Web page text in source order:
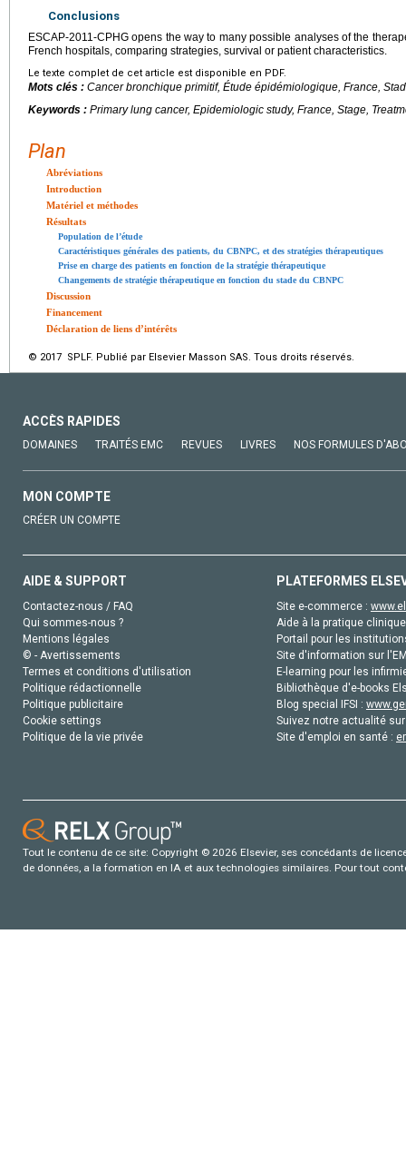
Conclusions
ESCAP-2011-CPHG opens the way to many possible analyses of the
French hospitals, comparing strategies, survival or patient characteristics.
Le texte complet de cet article est disponible en PDF.
Mots clés : Cancer bronchique primitif, Étude épidémiologique, France,
Keywords : Primary lung cancer, Epidemiologic study, France, Stage,
Plan
Abréviations
Introduction
Matériel et méthodes
Résultats
Population de l’étude
Caractéristiques générales des patients, du CBNPC, et des stratégies thérapeutiques
Prise en charge des patients en fonction de la stratégie thérapeutique
Changements de stratégie thérapeutique en fonction du stade du CBNPC
Discussion
Financement
Déclaration de liens d’intérêts
© 2017 SPLF. Publié par Elsevier Masson SAS. Tous droits réservés.
ACCÈS RAPIDES
DOMAINES TRAITÉS EMC REVUES LIVRES NOS FORMULES
MON COMPTE
CRÉER UN COMPTE
AIDE & SUPPORT
Contactez-nous / FAQ
Qui sommes-nous ?
Mentions légales
© - Avertissements
Termes et conditions d'utilisation
Politique rédactionnelle
Politique publicitaire
Cookie settings
Politique de la vie privée
PLATEFORMES
Site e-commerce :
Aide à la pratique
Portail pour les
Site d'information sur
E-learning pour les
Bibliothèque d'e-books
Blog special IFSI :
Suivez notre actualité
Site d'emploi en santé :
Tout le contenu de ce site: Copyright © 2026 Elsevier, ses concédants de
de données, a la formation en IA et aux technologies similaires. Pour tout